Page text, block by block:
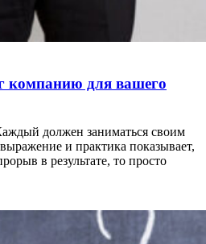
компанию для вашего
должен заниматься своим
и практика показывает,
в результате, то просто